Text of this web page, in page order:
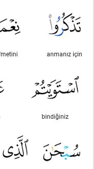
anmanız için
bindiğiniz